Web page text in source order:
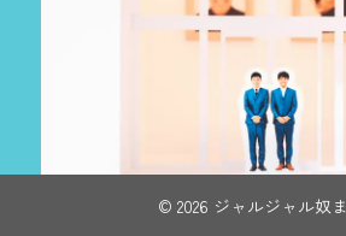
© 2026 ジャルジャル奴